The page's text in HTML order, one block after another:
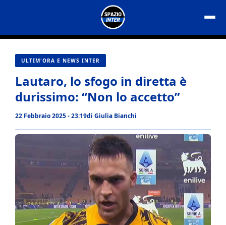
contenuto
ULTIM'ORA E NEWS INTER
Lautaro, lo sfogo in diretta è
durissimo: “Non lo accetto”
22 Febbraio 2025 - 23:19di Giulia Bianchi